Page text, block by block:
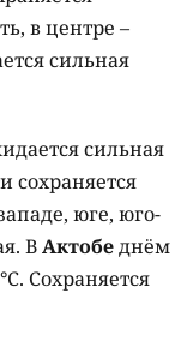
в центре –
сильная
сильная
сохраняется
юге, юго-
ВАктобеднём
Сохраняется